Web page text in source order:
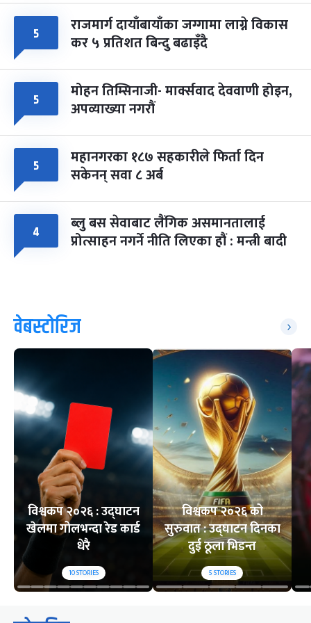
५ राजमार्ग दायाँबायाँका जग्गामा लाग्ने विकास
कर ५ प्रतिशत बिन्दु बढाइँदै
५ मोहन तिम्सिनाजी- मार्क्सवाद देववाणी होइन,
अपव्याख्या नगरौं
५ महानगरका १८७ सहकारीले फिर्ता दिन
सकेनन् सवा ८ अर्ब
४ ब्लु बस सेवाबाट लैंगिक असमानतालाई
प्रोत्साहन नगर्ने नीति लिएका हौं : मन्त्री बादी
वेबस्टोरिज
विश्वकप २०२६ : उद्घाटन
खेलमा गोलभन्दा रेड कार्ड
धेरै
10STORIES
विश्वकप २०२६ को
सुरुवात : उद्घाटन दिनका
दुई ठूला भिडन्त
5STORIES